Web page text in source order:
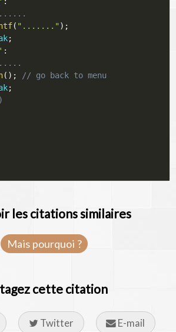
( ".......") ;
;
:
( ) ;
// go back to menu
;
les citations similaires
Mais pourquoi ?
cette citation
Twitter E-mail